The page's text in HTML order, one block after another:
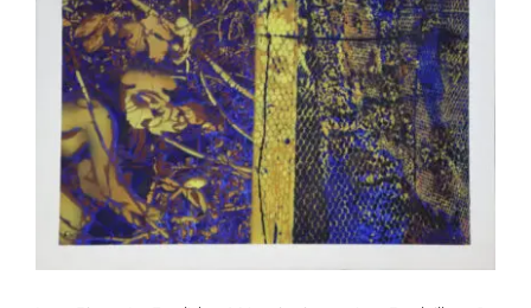
Jean-Pierre Le Boul’ch – Mémoire
internée – Poulailler n° 2